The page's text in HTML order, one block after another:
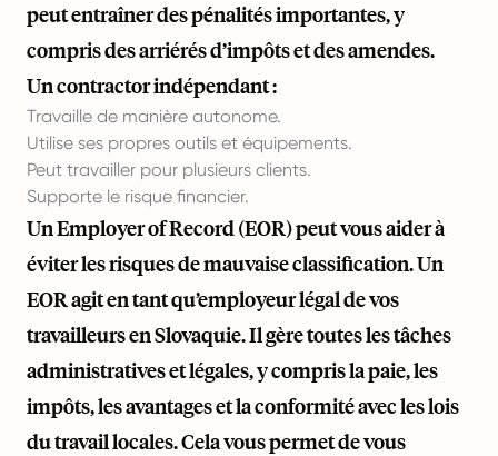
peut entraîner des pénalités importantes, y
compris des arriérés d’impôts et des amendes.
Un contractor indépendant :
Travaille de manière autonome.
Utilise ses propres outils et équipements.
Peut travailler pour plusieurs clients.
Supporte le risque financier.
Un Employer of Record (EOR) peut vous aider à
éviter les risques de mauvaise classification. Un
EOR agit en tant qu’employeur légal de vos
travailleurs en Slovaquie. Il gère toutes les tâches
administratives et légales, y compris la paie, les
impôts, les avantages et la conformité avec les lois
du travail locales. Cela vous permet de vous